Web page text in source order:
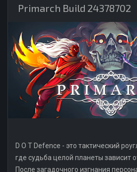
Primarch Build 24378702
D O T Defence - это тактический
где судьба целой планеты зависит
После загадочного изгнания